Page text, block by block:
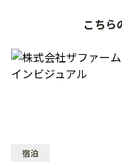
こちら
宿泊